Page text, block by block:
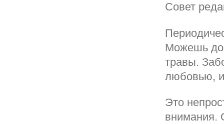
Совет
Можешь
травы.
любовью, и
Это
внимания.